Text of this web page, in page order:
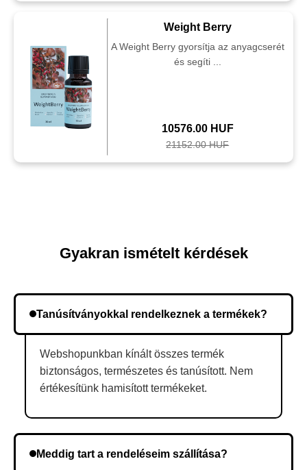
Weight Berry
A Weight Berry gyorsítja az anyagcserét
és segíti ...
10576.00 HUF
21152.00 HUF
Gyakran ismételt kérdések
Tanúsítványokkal rendelkeznek a termékek?
Webshopunkban kínált összes termék
biztonságos, természetes és tanúsított. Nem
értékesítünk hamisított termékeket.
Meddig tart a rendeléseim szállítása?